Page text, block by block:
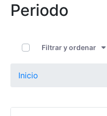
Periodo
Filtrar y ordenar
Inicio